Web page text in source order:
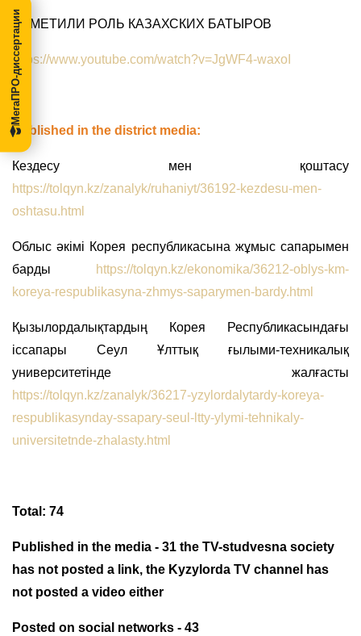
ОТМЕТИЛИ РОЛЬ КАЗАХСКИХ БАТЫРОВ
https://www.youtube.com/watch?v=JgWF4-waxoI
Published in the district media:
Кездесу мен қоштасу
https://tolqyn.kz/zanalyk/ruhaniyt/36192-kezdesu-men-
oshtasu.html
Облыс әкімі Корея республикасына жұмыс сапарымен
барды
https://tolqyn.kz/ekonomika/36212-oblys-km-
koreya-respublikasyna-zhmys-saparymen-bardy.html
Қызылордалықтардың Корея Республикасындағы
іссапары Сеул Ұлттық ғылыми-техникалық
университетінде жалғасты
https://tolqyn.kz/zanalyk/36217-yzylordalytardy-koreya-
respublikasynday-ssapary-seul-ltty-ylymi-tehnikaly-
universitetnde-zhalasty.html
Total: 74
Published in the media - 31 the TV-studvesna society
has not posted a link, the Kyzylorda TV channel has
not posted a video either
Posted on social networks - 43
МегаПРО-диссертации